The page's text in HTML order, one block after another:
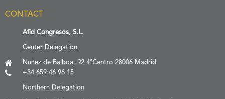
CONTACT
Afid Congresos, S.L.
Center Delegation
Nuñez de Balboa, 92 4ºCentro 28006 Madrid
+34 659 46 96 15
Northern Delegation